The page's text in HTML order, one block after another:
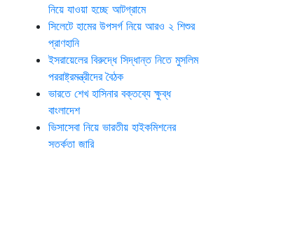
নিয়ে যাওয়া হচ্ছে আটগ্রামে
সিলেটে হামের উপসর্গ নিয়ে আরও ২ শিশুর
প্রাণহানি
ইসরায়েলের বিরুদ্ধে সিদ্ধান্ত নিতে মুসলিম
পররাষ্ট্রমন্ত্রীদের বৈঠক
ভারতে শেখ হাসিনার বক্তব্যে ক্ষুব্ধ
বাংলাদেশ
ভিসাসেবা নিয়ে ভারতীয় হাইকমিশনের
সতর্কতা জারি